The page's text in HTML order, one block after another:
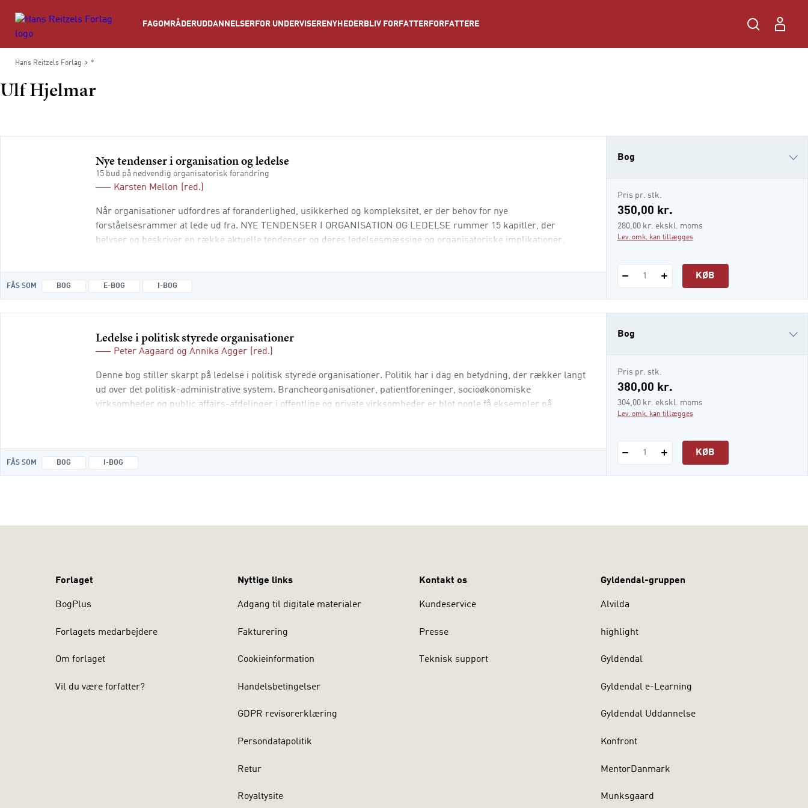
FAGOMRÅDERUDDANNELSER FOR UNDERVISERE NYHEDER BLIV FORFATTER FORFATTERE
Hans Reitzels Forlag *
Ulf Hjelmar
Nye tendenser i organisation og ledelse
15 bud på nødvendig organisatorisk forandring
Karsten Mellon (red.)
Når organisationer udfordres af foranderlighed, usikkerhed og kompleksitet, er der behov for nye
forståelsesrammer at lede ud fra. NYE TENDENSER I ORGANISATION OG LEDELSE rummer 15 kapitler, der
belyser og beskriver en række aktuelle tendenser og deres ledelsesmæssige og organisatoriske implikationer,
FÅS SOM BOG E-BOG I-BOG
Bog
e-bog
i-bog
Pris pr. stk.
350,00 kr.
280,00 kr. ekskl. moms
Lev. omk. kan tillægges
1 KØB
Ledelse i politisk styrede organisationer
Peter Aagaard og Annika Agger (red.)
Denne bog stiller skarpt på ledelse i politisk styrede organisationer. Politik har i dag en betydning, der rækker langt
ud over det politisk-administrative system. Brancheorganisationer, patientforeninger, socioøkonomiske
virksomheder og public affairs-afdelinger i offentlige og private virksomheder er blot nogle få eksempler på
FÅS SOM BOG I-BOG
Bog
i-bog
Pris pr. stk.
380,00 kr.
304,00 kr. ekskl. moms
Lev. omk. kan tillægges
1 KØB
Forlaget
BogPlus
Forlagets medarbejdere
Om forlaget
Vil du være forfatter?
Nyttige links
Adgang til digitale materialer
Fakturering
Cookieinformation
Handelsbetingelser
GDPR revisorerklæring
Persondatapolitik
Retur
Royaltysite
Kontakt os
Kundeservice
Presse
Teknisk support
Gyldendal-gruppen
Alvilda
highlight
Gyldendal
Gyldendal e-Learning
Gyldendal Uddannelse
Konfront
MentorDanmark
Munksgaard